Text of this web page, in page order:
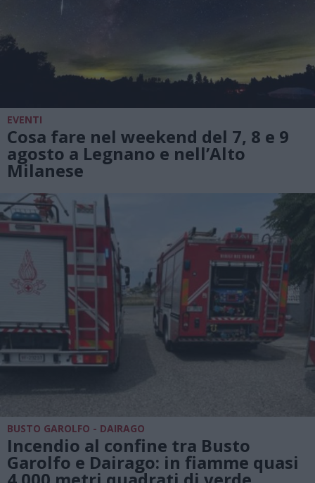
EVENTI
Cosa fare nel weekend del 7, 8 e 9
agosto a Legnano e nell’Alto
Milanese
BUSTO GAROLFO - DAIRAGO
Incendio al confine tra Busto
Garolfo e Dairago: in fiamme quasi